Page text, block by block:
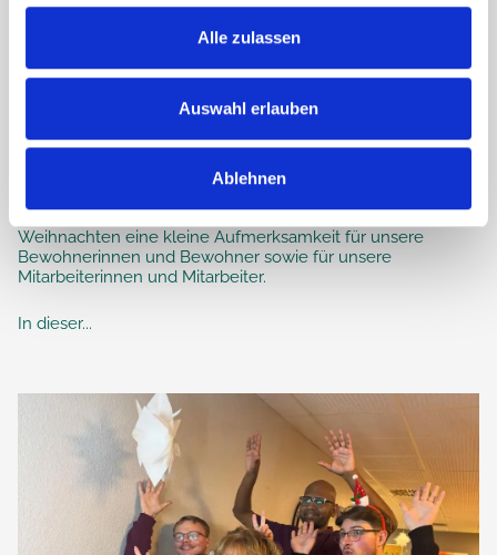
Alle zulassen
Auswahl erlauben
Ablehnen
Weihnachtsgrüße aus dem Haus
Auch im Seniorendomizil Haus Antonius gab es zu
Weihnachten eine kleine Aufmerksamkeit für unsere
Bewohnerinnen und Bewohner sowie für unsere
Mitarbeiterinnen und Mitarbeiter.
In dieser...